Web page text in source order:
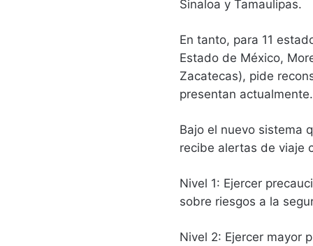
Sinaloa y Tamaulipas.
En tanto, para 11
Estado de México,
Zacatecas), pide
presentan actualmente.
Bajo el nuevo sistema
recibe alertas de viaje
Nivel 1: Ejercer
sobre riesgos a la
Nivel 2: Ejercer mayor